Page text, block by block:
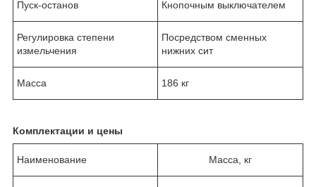
Пуск-останов Кнопочным выключателем
Регулировка степени
измельчения
Посредством сменных
нижних сит
Масса 186 кг
Комплектации и цены
Наименование Масса, кг